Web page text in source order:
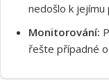
nedošlo k jejímu
Monitorování:
řešte případné